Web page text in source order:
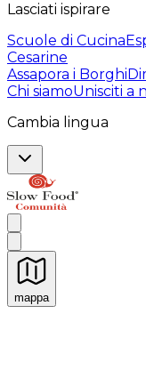
Lasciati ispirare
Scuole di Cucina
Cesarine
Assapora i Borghi
Chi siamoUnisciti a
Cambia lingua
mappa
Esperienze